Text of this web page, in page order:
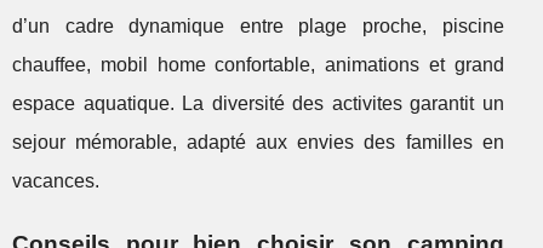
d’un cadre dynamique entre plage proche, piscine
chauffee, mobil home confortable, animations et grand
espace aquatique. La diversité des activites garantit un
sejour mémorable, adapté aux envies des familles en
vacances.